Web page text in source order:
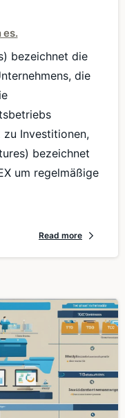
es.
bezeichnet die
die
Investitionen,
bezeichnet
um regelmäßige
Read more